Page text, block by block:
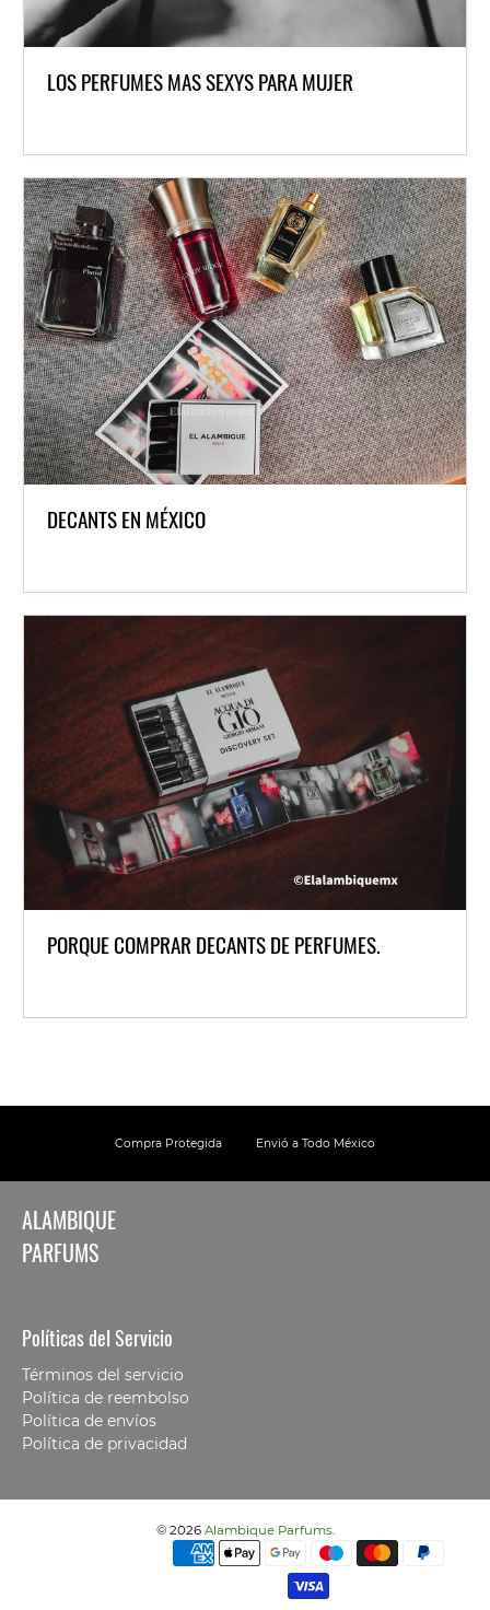
LOS PERFUMES MAS SEXYS PARA MUJER
DECANTS EN MÉXICO
PORQUE COMPRAR DECANTS DE PERFUMES.
Compra Protegida Envió a Todo México
ALAMBIQUE
PARFUMS
Políticas del Servicio
Términos del servicio
Política de reembolso
Política de envíos
Política de privacidad
© 2026 Alambique Parfums.